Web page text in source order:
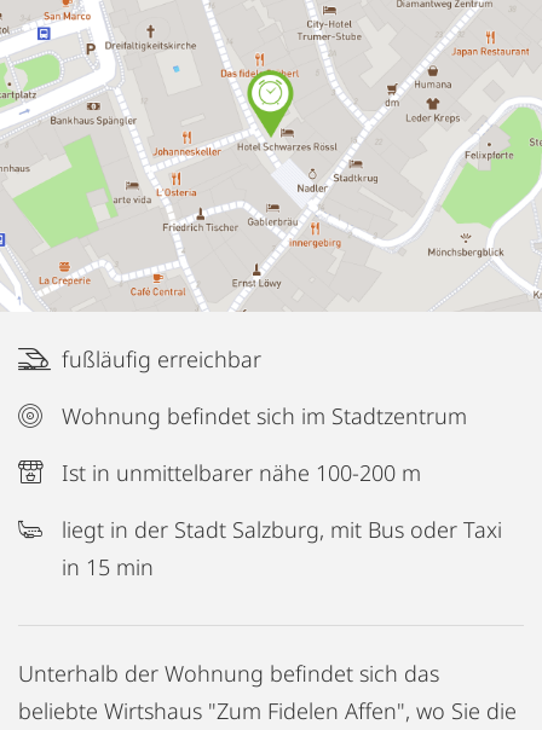
fußläufig erreichbar
Wohnung befindet sich im Stadtzentrum
Ist in unmittelbarer nähe 100-200 m
liegt in der Stadt Salzburg, mit Bus oder Taxi
in 15 min
Unterhalb der Wohnung befindet sich das
beliebte Wirtshaus "Zum Fidelen Affen", wo Sie die